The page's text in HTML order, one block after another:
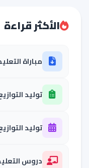
الأكثر قراءة
مباراة
توليد
توليد
دروس